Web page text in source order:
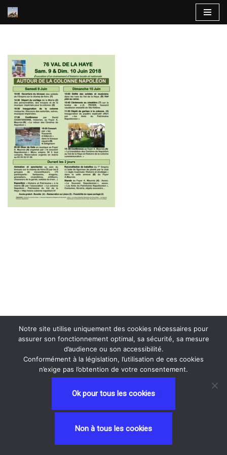
Aller
Neve| Propulsé par WordPress
Privacy and Terms contactez nous
Notre site utilise uniquement des cookies nécessaires pour
assurer son fonctionnement optimal, sa sécurité, sa mesure
d’audience ou son accessibilité.
Conformément à la législation, l’utilisation de ces cookies
n’exige pas l’obtention de votre consentement.
Ok pour tous les cookies
Non à tous les cookies